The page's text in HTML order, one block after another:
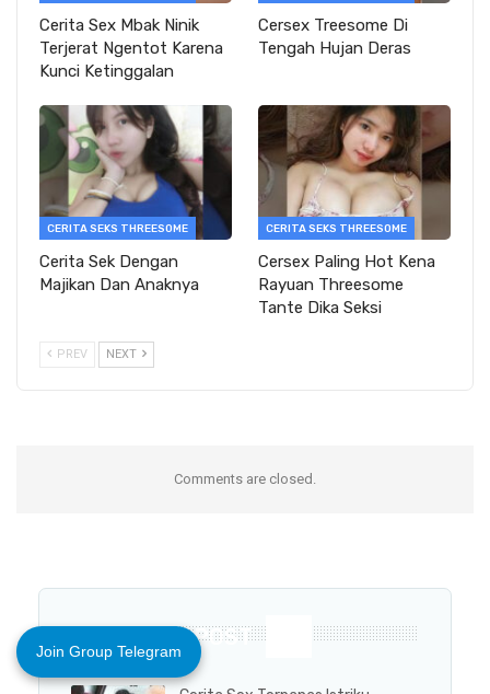
Cerita Sex Mbak Ninik
Terjerat Ngentot Karena
Kunci Ketinggalan
Cersex Treesome Di
Tengah Hujan Deras
CERITA SEKS THREESOME
Cerita Sek Dengan
Majikan Dan Anaknya
CERITA SEKS THREESOME
Cersex Paling Hot Kena
Rayuan Threesome
Tante Dika Seksi
PREV NEXT
Comments are closed.
POPULAR POST
Join Group Telegram